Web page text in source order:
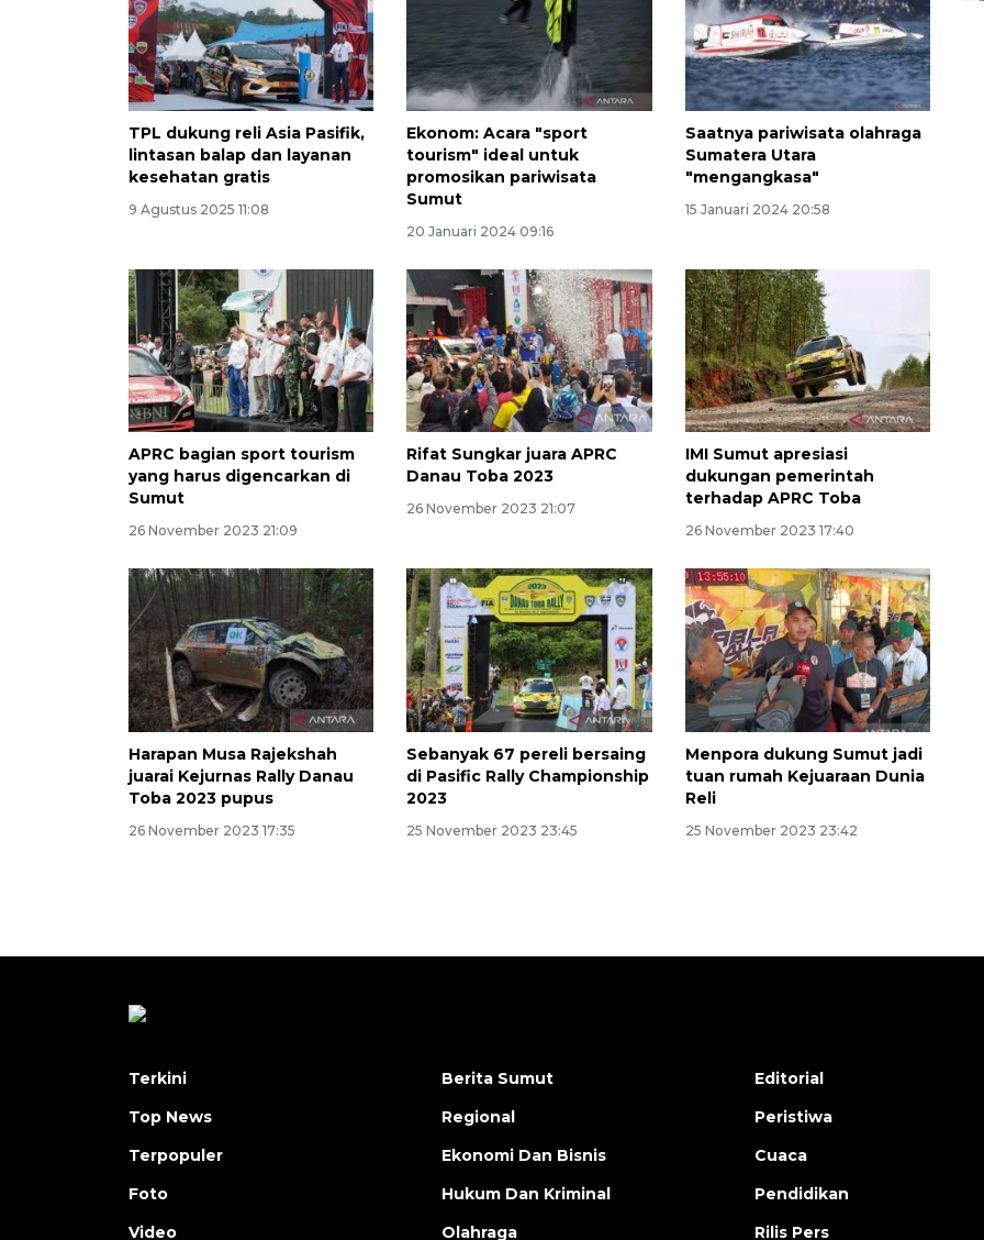
TPL dukung reli Asia Pasifik,
lintasan balap dan layanan
kesehatan gratis
9 Agustus 2025 11:08
Ekonom: Acara "sport
tourism" ideal untuk
promosikan pariwisata
Sumut
20 Januari 2024 09:16
Saatnya pariwisata olahraga
Sumatera Utara
"mengangkasa"
15 Januari 2024 20:58
APRC bagian sport tourism
yang harus digencarkan di
Sumut
26 November 2023 21:09
Rifat Sungkar juara APRC
Danau Toba 2023
26 November 2023 21:07
IMI Sumut apresiasi
dukungan pemerintah
terhadap APRC Toba
26 November 2023 17:40
Harapan Musa Rajekshah
juarai Kejurnas Rally Danau
Toba 2023 pupus
26 November 2023 17:35
Sebanyak 67 pereli bersaing
di Pasific Rally Championship
2023
25 November 2023 23:45
Menpora dukung Sumut jadi
tuan rumah Kejuaraan Dunia
Reli
25 November 2023 23:42
Memberantas kejahatan
2026-08-05 18:00:00
Terkini
Top News
Terpopuler
Foto
Video
Berita Sumut
Regional
Ekonomi Dan Bisnis
Hukum Dan Kriminal
Olahraga
Editorial
Peristiwa
Cuaca
Pendidikan
Rilis Pers